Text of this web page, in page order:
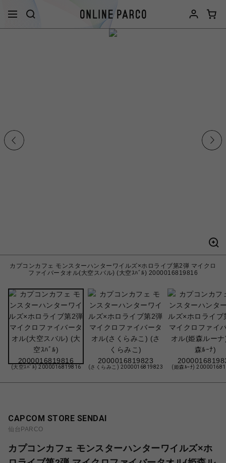
カプコンカフェ モンスターハンターワイルズ×ホロライブ第2弾 マイクロ
ファイバータオル(大空スバル) (大空ｽﾊﾞﾙ) 2000016819816
(大空ｽﾊﾞﾙ) 2000016819816 (さくらみこ) 2000016819823 (姫森ﾙｰﾅ)
CAPCOM STORE SENDAI
仙台PARCO
カプコンカフェ モンスターハンターワイルズ×ホ